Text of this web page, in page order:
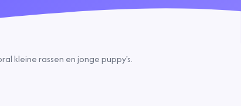
kleine rassen en jonge puppy's.